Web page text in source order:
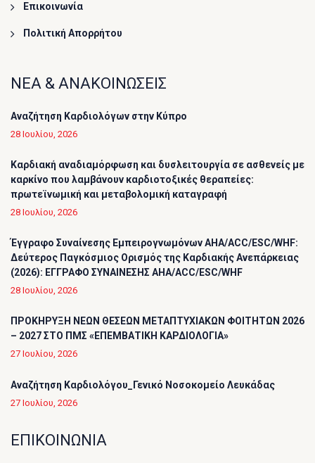
Επικοινωνία
Πολιτική Απορρήτου
ΝΕΑ & ΑΝΑΚΟΙΝΩΣΕΙΣ
Αναζήτηση Καρδιολόγων στην Κύπρο
28 Ιουλίου, 2026
Καρδιακή αναδιαμόρφωση και δυσλειτουργία σε ασθενείς με
καρκίνο που λαμβάνουν καρδιοτοξικές θεραπείες:
πρωτεϊνωμική και μεταβολομική καταγραφή
28 Ιουλίου, 2026
Έγγραφο Συναίνεσης Εμπειρογνωμόνων AHA/ACC/ESC/WHF:
Δεύτερος Παγκόσμιος Ορισμός της Καρδιακής Ανεπάρκειας
(2026): ΕΓΓΡΑΦΟ ΣΥΝΑΙΝΕΣΗΣ AHA/ACC/ESC/WHF
28 Ιουλίου, 2026
ΠΡΟΚΗΡΥΞΗ ΝΕΩΝ ΘΕΣΕΩΝ ΜΕΤΑΠΤΥΧΙΑΚΩΝ ΦΟΙΤΗΤΩΝ 2026
– 2027 ΣΤΟ ΠΜΣ «ΕΠΕΜΒΑΤΙΚΗ ΚΑΡΔΙΟΛΟΓΙΑ»
27 Ιουλίου, 2026
Αναζήτηση Καρδιολόγου_Γενικό Νοσοκομείο Λευκάδας
27 Ιουλίου, 2026
ΕΠΙΚΟΙΝΩΝΙΑ